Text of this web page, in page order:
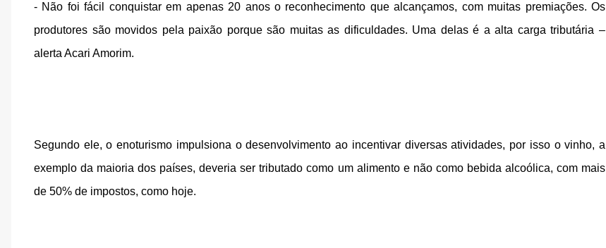
- Não foi fácil conquistar em apenas 20 anos o reconhecimento que alcançamos, com muitas premiações. Os
produtores são movidos pela paixão porque são muitas as dificuldades. Uma delas é a alta carga tributária –
alerta Acari Amorim.
Segundo ele, o enoturismo impulsiona o desenvolvimento ao incentivar diversas atividades, por isso o vinho, a
exemplo da maioria dos países, deveria ser tributado como um alimento e não como bebida alcoólica, com mais
de 50% de impostos, como hoje.